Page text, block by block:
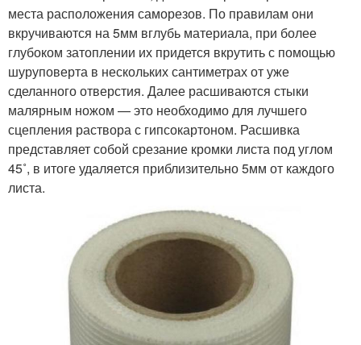
места расположения саморезов. По правилам они
вкручиваются на 5мм вглубь материала, при более
глубоком затоплении их придется вкрутить с помощью
шуруповерта в нескольких сантиметрах от уже
сделанного отверстия. Далее расшиваются стыки
малярным ножом — это необходимо для лучшего
сцепления раствора с гипсокартоном. Расшивка
представляет собой срезание кромки листа под углом
45˚, в итоге удаляется приблизительно 5мм от каждого
листа.